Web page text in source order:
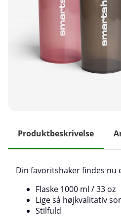
Produktbeskrivelse
Din favoritshaker findes nu
Flaske 1000 ml / 33 oz
Lige så højkvalitativ
Stilfuld